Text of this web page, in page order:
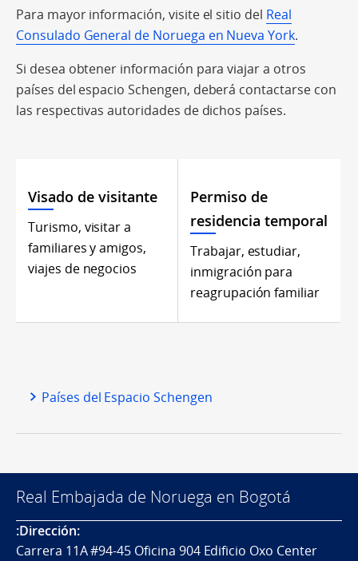
Para mayor información, visite el sitio del Real
Consulado General de Noruega en Nueva York.
Si desea obtener información para viajar a otros
países del espacio Schengen, deberá contactarse con
las respectivas autoridades de dichos países.
Visado de visitante
Turismo, visitar a
familiares y amigos,
viajes de negocios
Permiso de
residencia temporal
Trabajar, estudiar,
inmigración para
reagrupación familiar
Países del Espacio Schengen
Real Embajada de Noruega en Bogotá
:Dirección:
Carrera 11A #94-45 Oficina 904 Edificio Oxo Center